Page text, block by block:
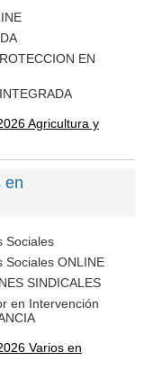
EN
Agricultura y
en
Sociales
Sociales ONLINE
SINDICALES
en Intervención
Varios en